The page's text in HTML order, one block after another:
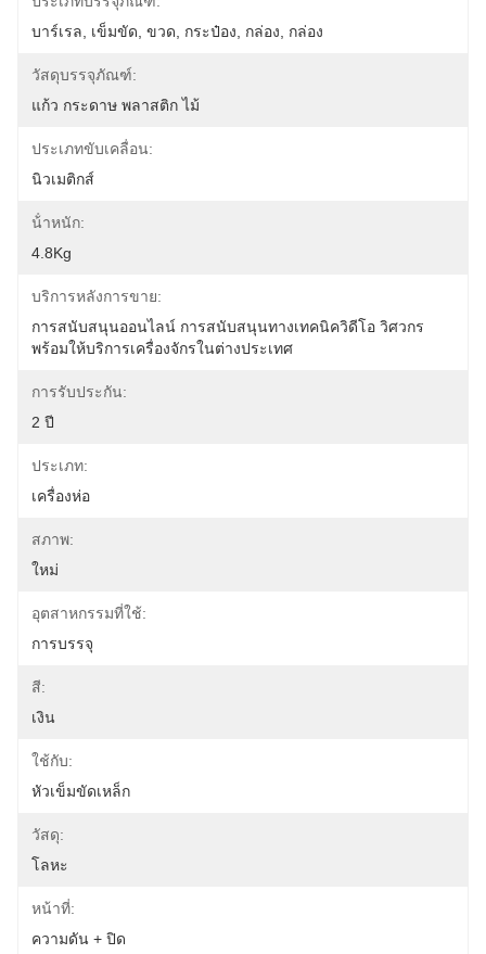
บาร์เรล, เข็มขัด, ขวด, กระป๋อง, กล่อง, กล่อง
วัสดุบรรจุภัณฑ์:
แก้ว กระดาษ พลาสติก ไม้
ประเภทขับเคลื่อน:
นิวเมติกส์
น้ําหนัก:
4.8Kg
บริการหลังการขาย:
การสนับสนุนออนไลน์ การสนับสนุนทางเทคนิควิดีโอ วิศวกร
พร้อมให้บริการเครื่องจักรในต่างประเทศ
การรับประกัน:
2 ปี
ประเภท:
เครื่องห่อ
สภาพ:
ใหม่
อุตสาหกรรมที่ใช้:
การบรรจุ
สี:
เงิน
ใช้กับ:
หัวเข็มขัดเหล็ก
วัสดุ:
โลหะ
หน้าที่:
ความดัน + ปิด